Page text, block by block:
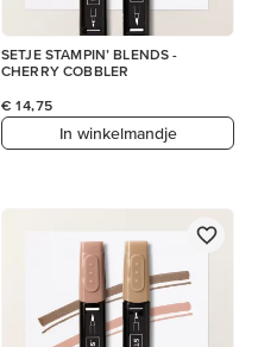
SETJE STAMPIN’ BLENDS -
CHERRY COBBLER
€ 14,75
In winkelmandje